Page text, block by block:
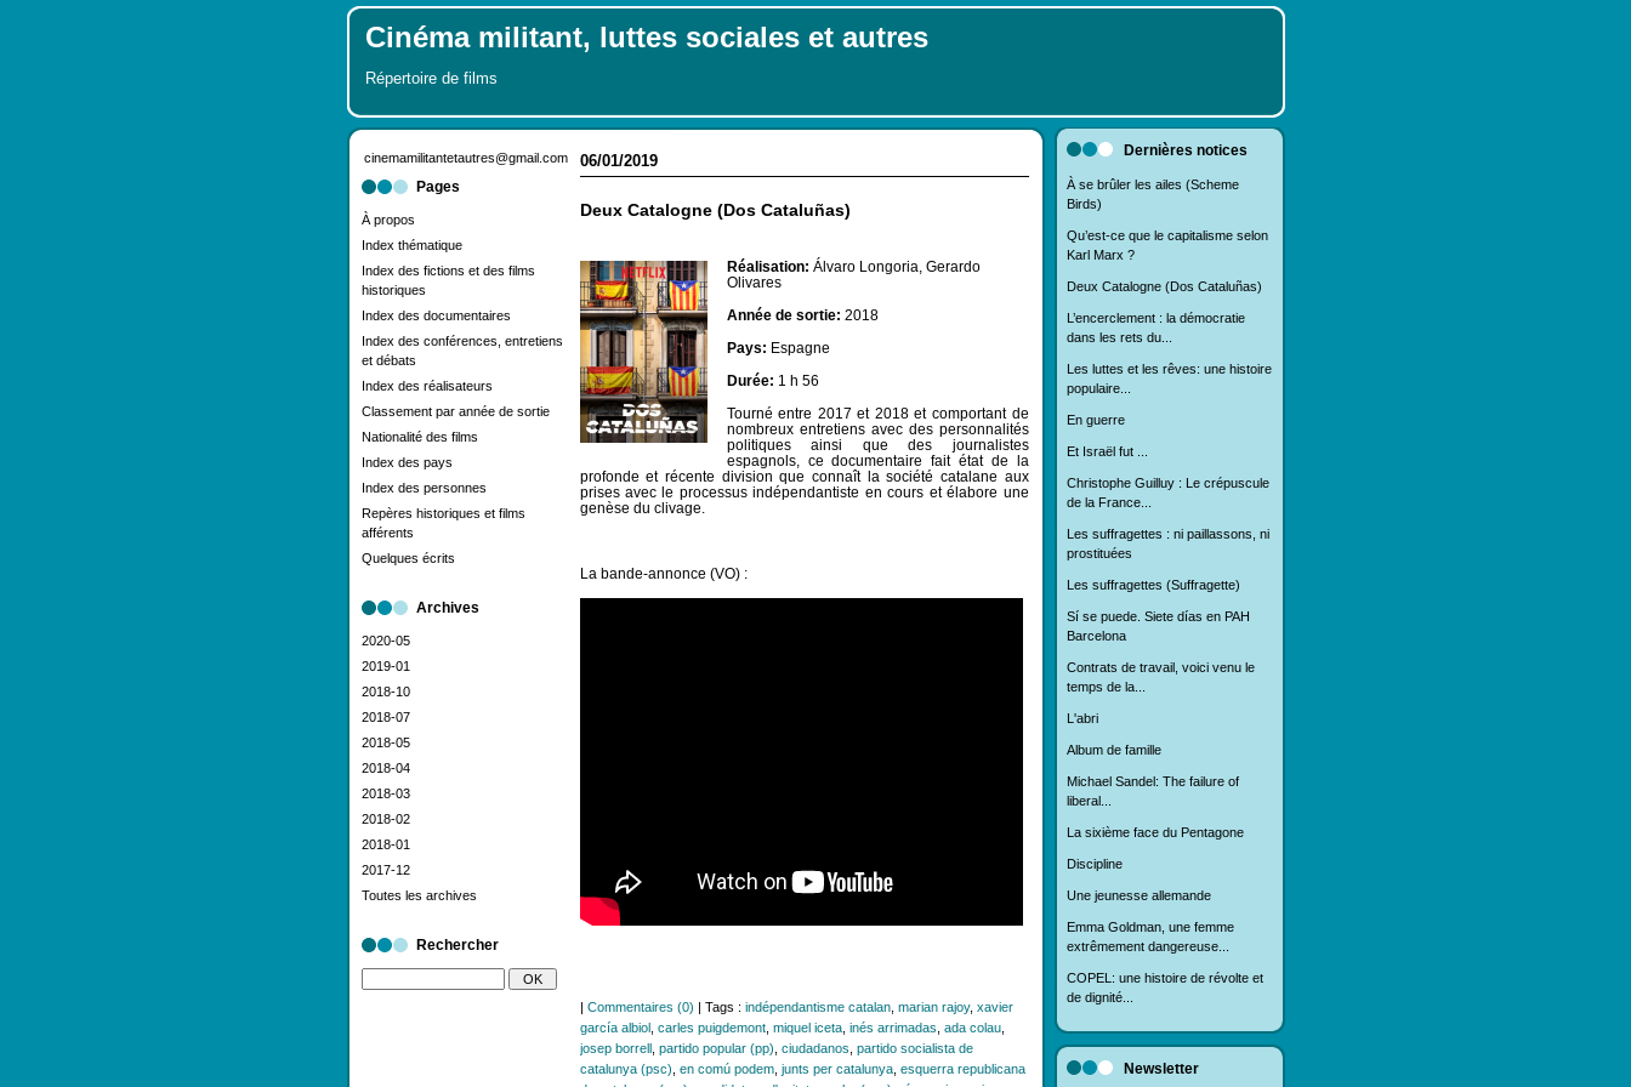
Cinéma militant, luttes sociales et autres
Répertoire de films
cinemamilitantetautres@gmail.com
Pages
À propos
Index thématique
Index des fictions et des films
historiques
Index des documentaires
Index des conférences, entretiens
et débats
Index des réalisateurs
Classement par année de sortie
Nationalité des films
Index des pays
Index des personnes
Repères historiques et films
afférents
Quelques écrits
Archives
2020-05
2019-01
2018-10
2018-07
2018-05
2018-04
2018-03
2018-02
2018-01
2017-12
Toutes les archives
Rechercher
Dernières notices
À se brûler les ailes (Scheme
Birds)
Qu’est-ce que le capitalisme selon
Karl Marx ?
Deux Catalogne (Dos Cataluñas)
L’encerclement : la démocratie
dans les rets du...
Les luttes et les rêves: une histoire
populaire...
En guerre
Et Israël fut ...
Christophe Guilluy : Le crépuscule
de la France...
Les suffragettes : ni paillassons, ni
prostituées
Les suffragettes (Suffragette)
Sí se puede. Siete días en PAH
Barcelona
Contrats de travail, voici venu le
temps de la...
L'abri
Album de famille
Michael Sandel: The failure of
liberal...
La sixième face du Pentagone
Discipline
Une jeunesse allemande
Emma Goldman, une femme
extrêmement dangereuse...
COPEL: une histoire de révolte et
de dignité...
Newsletter
06/01/2019
Deux Catalogne (Dos Cataluñas)
Réalisation: Álvaro Longoria, Gerardo
Olivares
Année de sortie: 2018
Pays: Espagne
Durée: 1 h 56
Tourné entre 2017 et 2018 et comportant de
nombreux entretiens avec des personnalités
politiques ainsi que des journalistes
espagnols, ce documentaire fait état de la
profonde et récente division que connaît la société catalane aux
prises avec le processus indépendantiste en cours et élabore une
genèse du clivage.
La bande-annonce (VO) :
| Commentaires (0) | Tags : indépendantisme catalan, marian rajoy, xavier
garcía albiol, carles puigdemont, miquel iceta, inés arrimadas ada colau,
josep borrell, partido popular (pp) ciudadanos partido socialista de
catalunya (psc) en comú podem, junts per catalunya, esquerra republicana